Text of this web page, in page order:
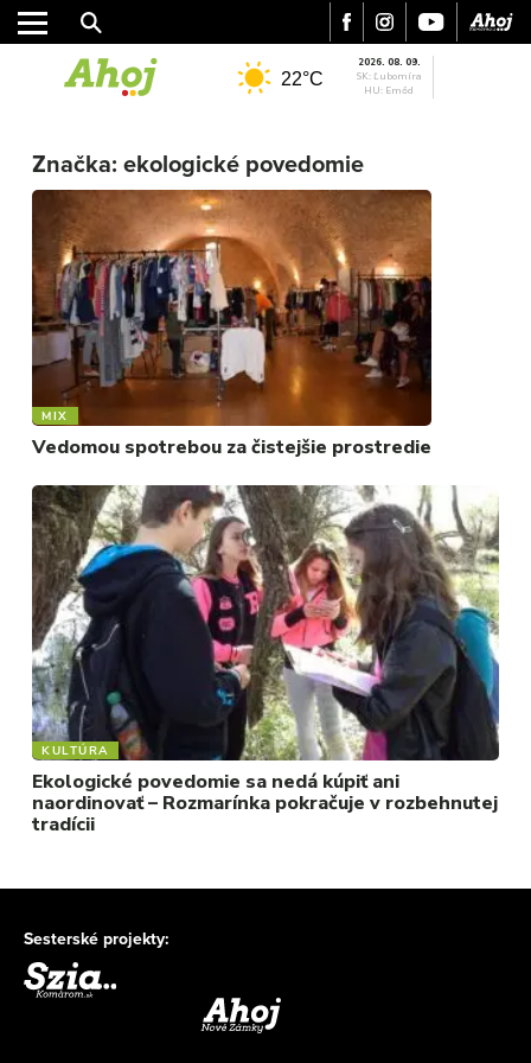
REGIÓN
ŠPORT
KULTÚRA
FOTKY
VIDEO
MIX
22°C
2026. 08. 09.
SK: Ľubomíra
HU: Emőd
Značka: ekologické povedomie
MIX
Vedomou spotrebou za čistejšie prostredie
KULTÚRA
Ekologické povedomie sa nedá kúpiť ani
naordinovať – Rozmarínka pokračuje v rozbehnutej
tradícii
Sesterské projekty: